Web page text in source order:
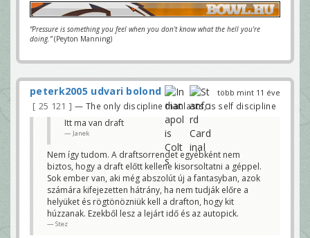
“Pressure is something you feel when you don't know what the hell you're
doing.”(Peyton Manning)
több mint 11 éve
peterk2005 udvari bolond
25 121 — The only discipline that lasts, is self discipline
Itt ma van draft
Janek
Nem így tudom. A draftsorrendet egyébként nem
biztos, hogy a draft előtt kellene kisorsoltatni a géppel.
Sok ember van, aki még abszolút új a fantasyban, azok
számára kifejezetten hátrány, ha nem tudják előre a
helyüket és rögtönözniük kell a drafton, hogy kit
húzzanak. Ezekből lesz a lejárt idő és az autopick.
Stez